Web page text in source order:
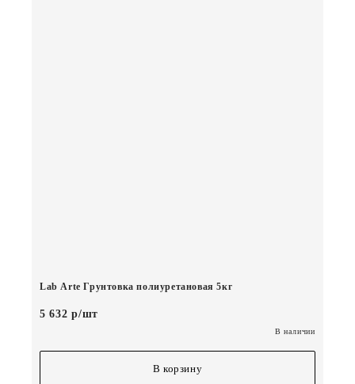
Lab Arte Грунтовка полиуретановая 5кг
5 632 р/шт
В наличии
В корзину